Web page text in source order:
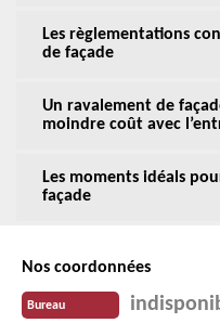
Les règlementations
de façade
Un ravalement de
moindre coût avec
Les moments idéals
façade
Nos coordonnées
Bureau